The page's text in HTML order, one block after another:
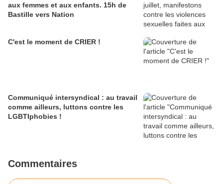
aux femmes et aux enfants. 15h de
Bastille vers Nation
C'est le moment de CRIER !
Communiqué intersyndical : au travail
comme ailleurs, luttons contre les
LGBTIphobies !
Commentaires